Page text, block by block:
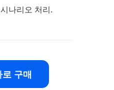
나리오 처리.
로 구매